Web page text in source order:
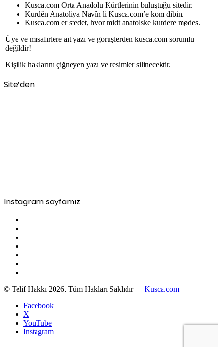
Kusca.com Orta Anadolu Kürtlerinin buluştuğu sitedir.
Kurdên Anatoliya Navîn li Kusca.com’e kom dibin.
Kusca.com er stedet, hvor midt anatolske kurdere mødes.
Üye ve misafirlere ait yazı ve görüşlerden kusca.com sorumlu
değildir!
Kişilik haklarını çiğneyen yazı ve resimler silinecektir.
Site’den
Instagram sayfamız
© Telif Hakkı 2026, Tüm Hakları Saklıdır | Kusca.com
Facebook
X
YouTube
Instagram